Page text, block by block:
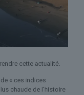
cette actualité.
« ces indices
chaude de l’histoire